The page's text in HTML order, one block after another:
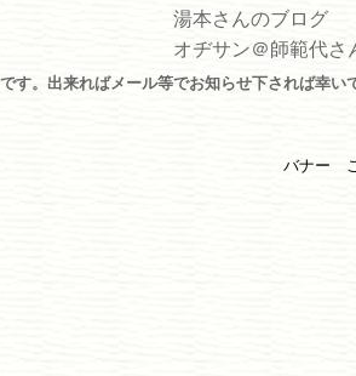
湯本さんのブログ
オヂサン＠師範代さ
す。出来ればメール等でお知らせ下されば幸い
バナー